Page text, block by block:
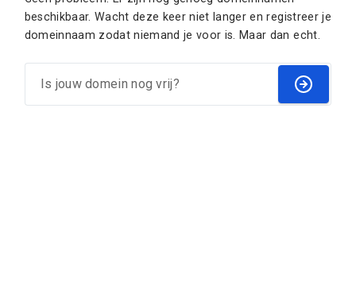
beschikbaar. Wacht deze keer niet langer en registreer je
domeinnaam zodat niemand je voor is. Maar dan echt.